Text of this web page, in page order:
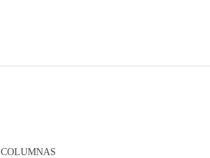
COLUMNAS